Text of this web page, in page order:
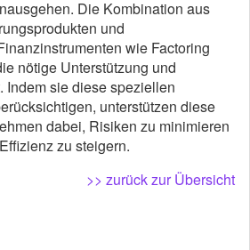
Die Kombination aus
und
wie Factoring
nötige Unterstützung und
sie diese speziellen
unterstützen diese
dabei, Risiken zu minimieren
zu steigern.
>> zurück zur Übersicht